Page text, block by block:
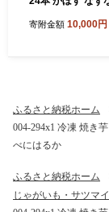
寄附金額 10,000円
ふるさと納税ホーム
004-294x1 冷凍 焼き
べにはるか
ふるさと納税ホーム
じゃがいも・サツマ